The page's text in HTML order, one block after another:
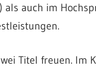
als auch im
Titel freuen. Im